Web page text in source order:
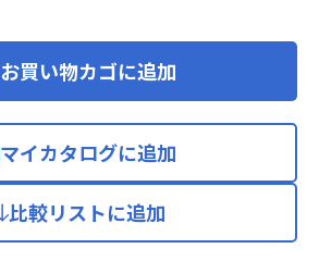
お買い物カゴに追加
マイカタログに追加
比較リストに追加